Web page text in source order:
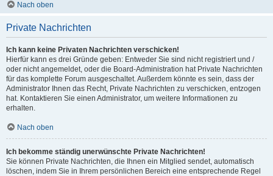
Nach oben
Private Nachrichten
Ich kann keine Privaten Nachrichten verschicken!
Hierfür kann es drei Gründe geben: Entweder Sie sind nicht registriert und /
oder nicht angemeldet, oder die Board-Administration hat Private Nachrichten
für das komplette Forum ausgeschaltet. Außerdem könnte es sein, dass der
Administrator Ihnen das Recht, Private Nachrichten zu verschicken, entzogen
hat. Kontaktieren Sie einen Administrator, um weitere Informationen zu
erhalten.
Nach oben
Ich bekomme ständig unerwünschte Private Nachrichten!
Sie können Private Nachrichten, die Ihnen ein Mitglied sendet, automatisch
löschen, indem Sie in Ihrem persönlichen Bereich eine entsprechende Regel